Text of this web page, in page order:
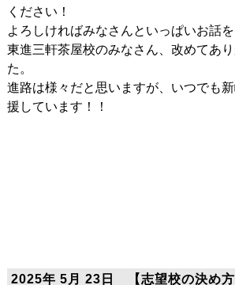
ください！
よろしければみなさんといっぱいお話
東進三軒茶屋校のみなさん、改めてあ
た。
進路は様々だと思いますが、いつでも
援しています！！
2025年 5月 23日 【志望校の決め